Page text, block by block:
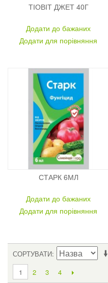
ТІОВІТ ДЖЕТ 40Г
Додати до бажаних
Додати для порівняння
СТАРК 6МЛ
Додати до бажаних
Додати для порівняння
СОРТУВАТИ
1
2 3 4